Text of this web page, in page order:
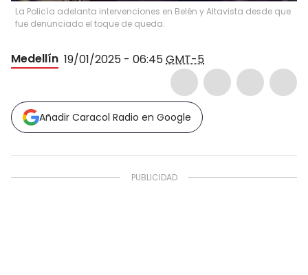
La Policía adelanta intervenciones en Belén y Altavista desde que
fue denunciado el toque de queda.
Medellín 19/01/2025 - 06:45GMT-5
Añadir Caracol Radio en Google